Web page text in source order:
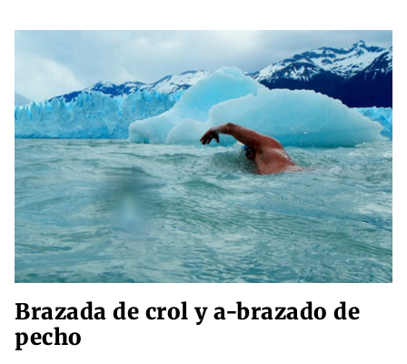
Brazada de crol y a-brazado de
pecho